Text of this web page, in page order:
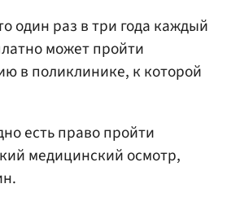
один раз в три года каждый
может пройти
в поликлинике, к которой
есть право пройти
медицинский осмотр,